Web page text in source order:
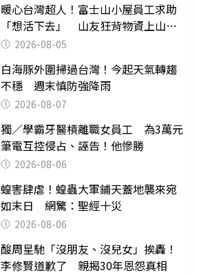
暖心台灣超人！富士山小屋員工求助
「想活下去」 山友狂背物資上山：
台灣真的是寶島
2026-08-05
白海豚外圍掃過台灣！今起天氣轉趨
不穩 週末慎防強降雨
2026-08-07
獨／學霸牙醫槓離職女員工 為3萬元
筆電互控侵占、誣告！他慘勝
2026-08-06
蝗害肆虐！蝗蟲大軍鋪天蓋地襲來宛
如末日 網驚：聖經十災
2026-08-06
酸周星馳「沒朋友、沒兒女」挨轟！
李修賢道歉了 親揭30年恩怨真相